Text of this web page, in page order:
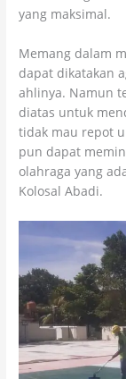
yang maksimal.
Memang dalam
dapat dikatakan
ahlinya. Namun
diatas untuk
tidak mau repot
pun dapat
olahraga yang
Kolosal Abadi.